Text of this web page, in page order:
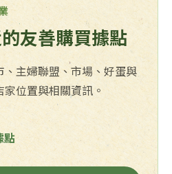
友善購買據點
主婦聯盟、市場、好蛋與
位置與相關資訊。
點